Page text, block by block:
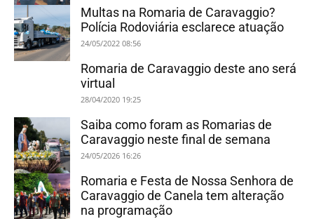
Multas na Romaria de Caravaggio?
Polícia Rodoviária esclarece atuação
24/05/2022 08:56
Romaria de Caravaggio deste ano será
virtual
28/04/2020 19:25
Saiba como foram as Romarias de
Caravaggio neste final de semana
24/05/2026 16:26
Romaria e Festa de Nossa Senhora de
Caravaggio de Canela tem alteração
na programação